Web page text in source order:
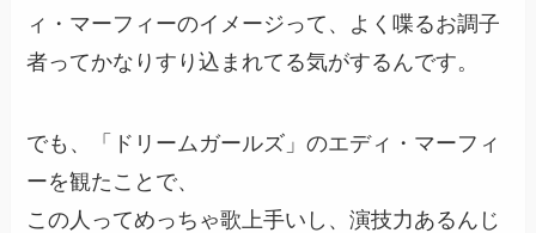
ィ・マーフィーのイメージって、 よく喋るお調子
者ってかなりすり込まれてる気がするんです。
でも、「ドリームガールズ」のエディ・マーフィ
ーを観たことで、
この人ってめっちゃ歌上手いし、演技力あるんじ